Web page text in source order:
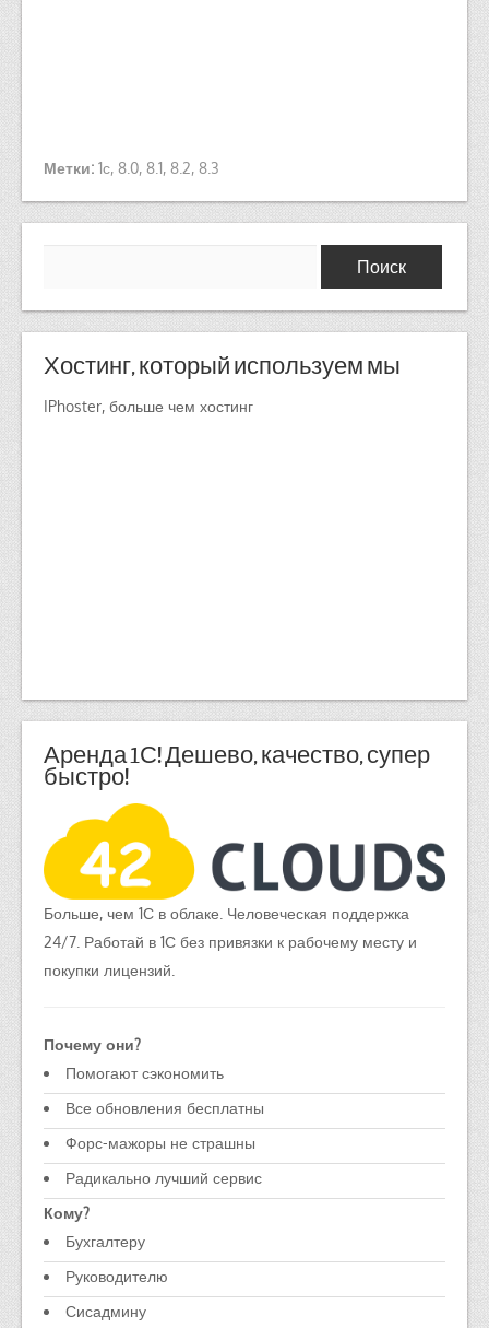
Метки: 1с, 8.0, 8.1, 8.2, 8.3
Хостинг, который используем мы
IPhoster, больше чем хостинг
Аренда 1С! Дешево, качество, супер
быстро!
Больше, чем 1С в облаке. Человеческая поддержка
24/7. Работай в 1С без привязки к рабочему месту и
покупки лицензий.
Почему они?
Помогают сэкономить
Все обновления бесплатны
Форс-мажоры не страшны
Радикально лучший сервис
Кому?
Бухгалтеру
Руководителю
Сисадмину